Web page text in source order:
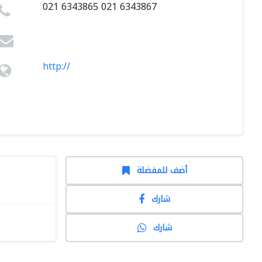
021 6343865 021 6343867
http://
أضف للمفضلة
شارك
شارك